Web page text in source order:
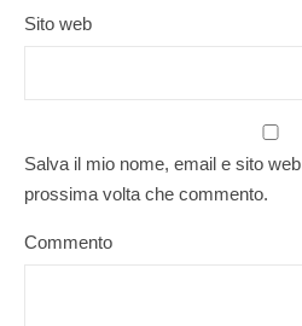
Sito web
Salva il mio nome, email e sito
prossima volta che commento.
Commento